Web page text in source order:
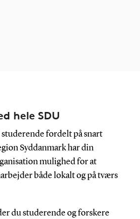
hele SDU
fordelt på snart
Syddanmark har din
mulighed for at
både lokalt og på tværs
du studerende og forskere